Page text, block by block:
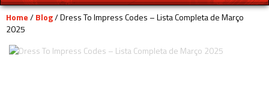
Home/Blog/ Dress To Impress Codes – Lista Completa de Março
2025